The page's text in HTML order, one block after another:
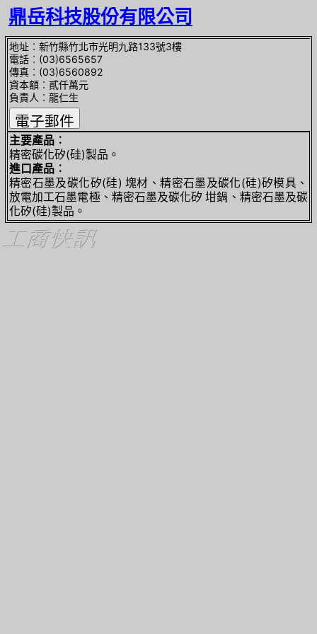
鼎岳科技股份有限公司
地址︰新竹縣竹北市光明九路133號3樓
電話︰(03)6565657
傳真︰(03)6560892
資本額︰貳仟萬元
負責人︰龍仁生
主要產品︰
精密碳化矽(硅)製品。
進口產品︰
精密石墨及碳化矽(硅) 塊材、精密石墨及碳化(硅)矽模具、
放電加工石墨電極、精密石墨及碳化矽 坩鍋、精密石墨及碳
化矽(硅)製品。